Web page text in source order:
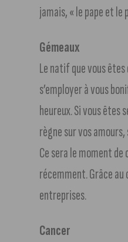
jamais, « le pape et le
Gémeaux
Le natif que vous
s’employer à vous
heureux. Si vous êtes
règne sur vos
Ce sera le moment
récemment. Grâce
entreprises.
Cancer